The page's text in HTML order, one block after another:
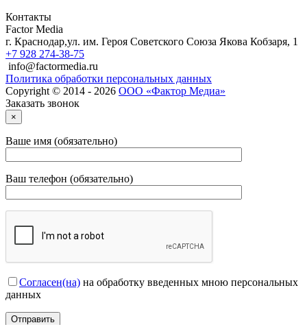
Контакты
Factor Media
г. Краснодар,ул. им. Героя Советского Союза Якова Кобзаря, 1
+7 928 274-38-75
info@factormedia.ru
Политика обработки персональных данных
Copyright © 2014 - 2026 ООО «Фактор Медиа»
Заказать звонок
×
Ваше имя (обязательно)
Ваш телефон (обязательно)
Согласен(на) на обработку введенных мною персональных
данных